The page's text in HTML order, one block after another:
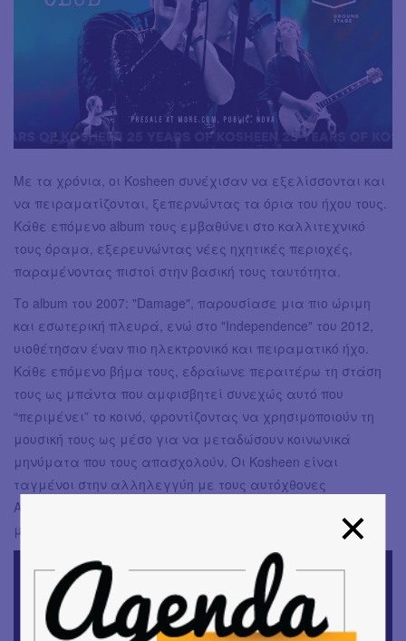
Με τα χρόνια, οι Kosheen συνέχισαν να εξελίσσονται και
να πειραματίζονται, ξεπερνώντας τα όρια του ήχου τους.
Κάθε επόμενο album τους εμβαθύνει στο καλλιτεχνικό
τους όραμα, εξερευνώντας νέες ηχητικές περιοχές,
παραμένοντας πιστοί στην βασική τους ταυτότητα.
Το album του 2007: "Damage", παρουσίασε μια πιο ώριμη
και εσωτερική πλευρά, ενώ στο "Independence" του 2012,
υιοθέτησαν έναν πιο ηλεκτρονικό και πειραματικό ήχο.
Κάθε επόμενο βήμα τους, εδραίωνε περαιτέρω τη στάση
τους ως μπάντα που αμφισβητεί συνεχώς αυτό που
“περιμένει” το κοινό, φροντίζοντας να χρησιμοποιούν τη
μουσική τους ως μέσο για να μεταδώσουν κοινωνικά
μηνύματα που τους απασχολούν. Οι Kosheen είναι
ταγμένοι στην αλληλεγγύη με τους αυτόχθονες
Αμερικάνους, όπως επίσης φροντίζουν να βγάζουν
μπροστά οικολογικά μηνύματα.